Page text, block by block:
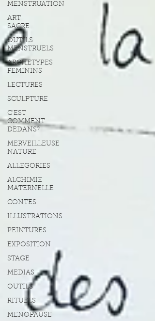
MENSTRUATION
ART
SACRE
OUTILS
MENSTRUELS
ARCHETYPES
FEMININS
LECTURES
SCULPTURE
C'EST
COMMENT
DEDANS?
MERVEILLEUSE
NATURE
ALLEGORIES
ALCHIMIE
MATERNELLE
CONTES
ILLUSTRATIONS
PEINTURES
EXPOSITION
STAGE
MEDIAS
OUTILS
RITUELS
MENOPAUSE